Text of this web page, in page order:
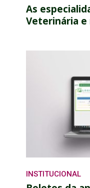
As
Veterinária e
INSTITUCIONAL